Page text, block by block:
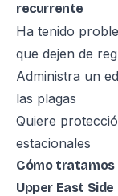
recurrente
Ha tenido
que dejen de
Administra un
las plagas
Quiere
estacionales
Cómo tratamos
Upper East Side